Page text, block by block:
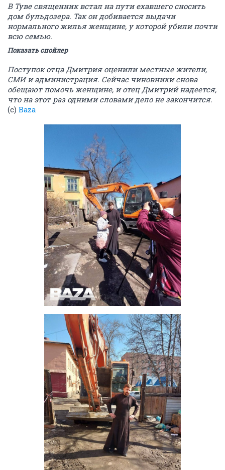
В Туве священник встал на пути ехавшего сносить
дом бульдозера. Так он добивается выдачи
нормального жилья женщине, у которой убили почти
всю семью.
Показать спойлер
Поступок отца Дмитрия оценили местные жители,
СМИ и администрация. Сейчас чиновники снова
обещают помочь женщине, и отец Дмитрий надеется,
что на этот раз одними словами дело не закончится.
(с) Baza